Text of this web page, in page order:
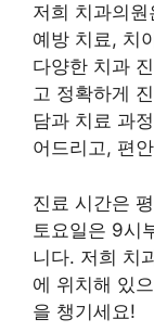
저희 치과의
예방 치료, 치
다양한 치과
고 정확하게
담과 치료 과
어드리고, 편
진료 시간은
토요일은 9시
니다. 저희 치
에 위치해 있
을 챙기세요!